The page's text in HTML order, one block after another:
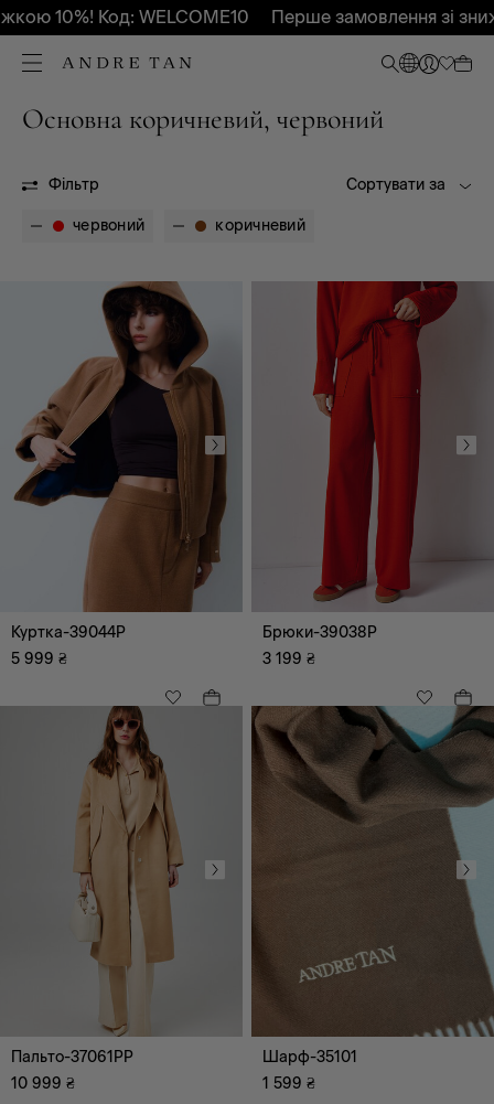
10%! Код: WELCOME10 Перше замовлення зі
Основна коричневий, червоний
Фільтр
XS
S
червоний
коричневий
сірий
синій
блакитний
рожевий
жовтий
Сортувати за
червоний коричневий
Куртка-39044P
5 999 ₴
Брюки-39038P
3 199 ₴
Пальто-37061PP
10 999 ₴
Шарф-35101
1 599 ₴